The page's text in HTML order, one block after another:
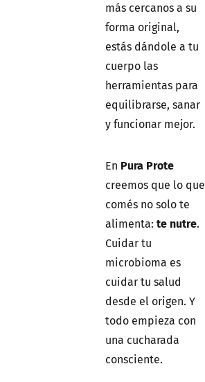
más cercanos a su
forma original,
estás dándole a tu
cuerpo las
herramientas para
equilibrarse, sanar
y funcionar mejor.
En Pura Prote
creemos que lo que
comés no solo te
alimenta: te nutre.
Cuidar tu
microbioma es
cuidar tu salud
desde el origen. Y
todo empieza con
una cucharada
consciente.